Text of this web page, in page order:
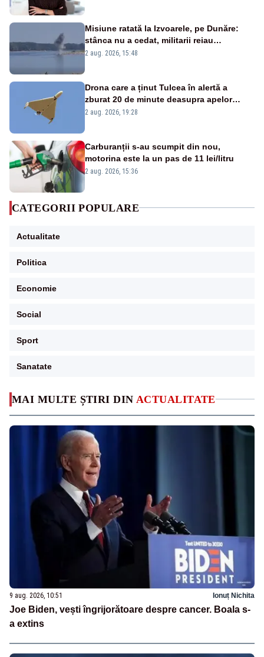
MAI MULTE ȘTIRI DIN ACTUALITATE
9 aug. 2026, 10:51 Ionuț Nichita
Joe Biden, vești îngrijorătoare despre cancer. Boala s-
a extins
Misiune ratată la Izvoarele, pe Dunăre:
stânca nu a cedat, militarii reiau
detonările luni – VIDEO
2 aug. 2026, 15:48
Drona care a ținut Tulcea în alertă a
zburat 20 de minute deasupra apelor
României. Au fost ridicate două F-16
2 aug. 2026, 19:28
Carburanții s-au scumpit din nou,
motorina este la un pas de 11 lei/litru
2 aug. 2026, 15:36
CATEGORII POPULARE
Actualitate
Politica
Economie
Social
Sport
Sanatate